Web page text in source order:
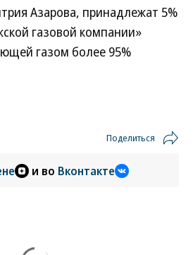
Азарова, принадлежат 5%
газовой компании»
газом более 95%
Поделиться
и во Вконтакте